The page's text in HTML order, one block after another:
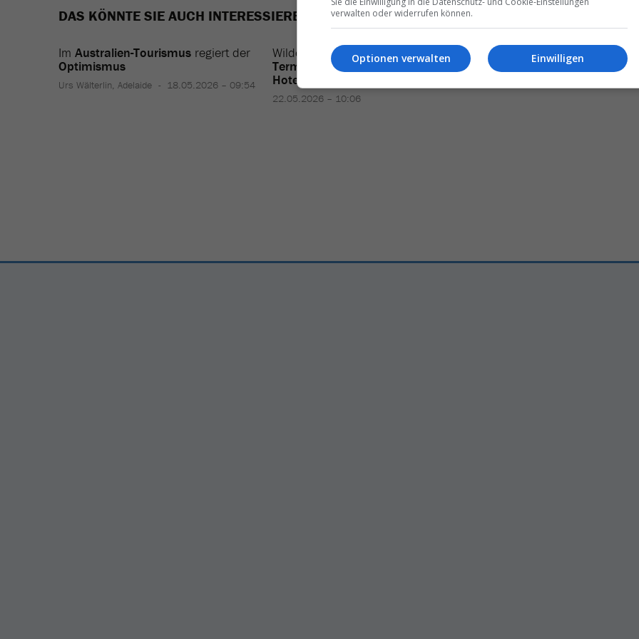
DAS KÖNNTE SIE AUCH INTERESSIEREN
Im Australien-Tourismus regiert der
Optimismus
Urs Wälterlin, Adelaide 18.05.2026 – 09:54
Wilde SchlägereiimFlughafen-
Terminal
–GästefilmenHorrorim
Hotel-WC
22.05.2026 – 10:06
EskalationimNahen Osten:
müssen Reisende
02.03.2026 – 11:07
verwalten oder widerrufen können.
Einwilligen
Optionen verwalten